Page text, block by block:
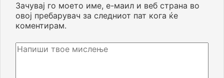
Зачувај го моето име, е-маил и веб страна во
овој пребарувач за следниот пат кога ќе
коментирам.